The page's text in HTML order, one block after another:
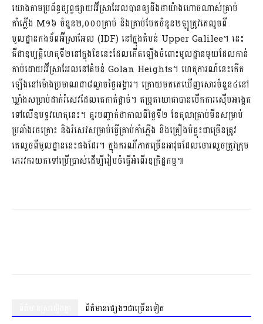
យោងតាមប្រព័ន្ធផ្សព្វផ្សាយអ៊ីស្រាអែលបានឲ្យដឹងថាយ៉ាងហោចណាស់គ្រាប់
កាំភ្លើង M១៦ ចំនួន២,០០០គ្រាប់ និងគ្រាប់បែកចំនួន២ឡូត្រូវគេលួចពី
មូលដ្ឋានកងទ័ពអ៊ីស្រាអែល (IDF) នៅក្នុងតំបន់ Upper Galilee។ នេះ
គឺជាឧប្បត្តិហេតុទី២នៅក្នុងខែនេះដែលកើតឡើងចំពោះមូលដ្ឋានមួយដែលកាន់
កាប់ដោយអ៊ីស្រាអែលនៅតំបន់ Golan Heights។ ហេតុការណ៍នេះកើត
ឡើងនៅម៉ោងប្រមាណជា៨ល្ងាចថ្ងៃអង្គារ។ ក្រោយមកគេឃើញសោរចំនួន៤នៅ
ឃ្លាំងសម្រាប់ដាក់រំសេវដែលគេកាត់ផ្តាច់។ តម្រួតយោធាបានបើកការស៊ើបអង្កេត
ទៅលើឧបទ្ទវហេតុនេះ។ គួរបញ្ចាក់ថាកាលពីថ្ងៃទី២ ខែតុលាគ្រាប់មីនសម្រាប់
ប្រឆាំងរថក្រោះ និងរំសេវសម្រាប់ធ្វើគ្រាប់កាំភ្លើង និងគ្រឿងបំផ្ទុះជាច្រើនត្រូវ
គេលួចពីមូលដ្ឋាននេះផងដែរ។ ក្នុងករណីភាគច្រើនអាវុធដែលចោរលួចត្រូវក្រុម
ភេរវករយកទៅប្រើប្រាស់ដើម្បីរៀបចំធ្វើអំពើរឧក្រិដ្ឋកម្ម៕
ព័ត៌មានផ្សេងៗជាច្រើនទៀត